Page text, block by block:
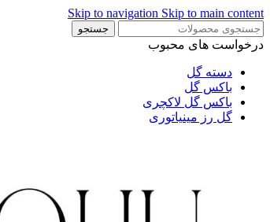
Skip to navigation Skip to main content
جستجو
درخواست های محبوب
دسته گل
باکس گل
باکس گل لاکچری
گل رز مینیاتوری